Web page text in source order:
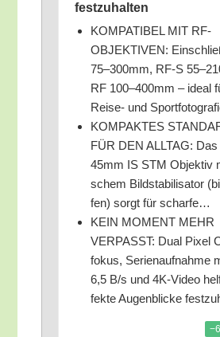
festzuhalten
KOMPATIBEL MIT RF-
OBJEKTIVEN:
75–300mm, RF‑S
RF 100–400mm – ide­al
Rei­se- und
KOMPAKTES
FÜR DEN ALLTAG: Das
45mm IS STM Objek­tiv
schem Bild­sta­bi­li­sa­tor
fen) sorgt für scharfe…
KEIN MOMENT MEHR
VERPASST: Dual Pixel
fo­kus, Seri­en­auf­nah­me
6,5 B/​s und 4K-Video
fek­te Augen­bli­cke